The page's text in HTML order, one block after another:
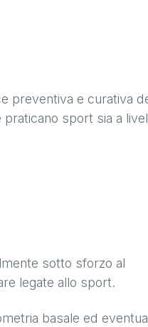
preventiva e curativa
sport sia a
sotto sforzo al
legate allo sport.
basale ed